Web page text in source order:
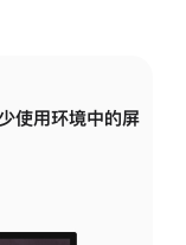
使用环境中的屏